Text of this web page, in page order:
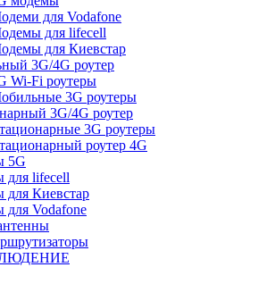
для Vodafone
для lifecell
для Киевстар
3G/4G роутер
Wi-Fi роутеры
3G роутеры
3G/4G роутер
3G роутеры
роутер 4G
5G
для lifecell
для Киевстар
для Vodafone